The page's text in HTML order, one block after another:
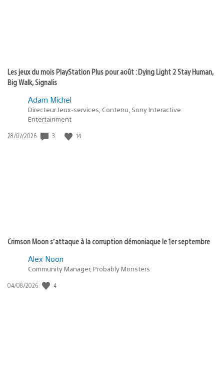
Les jeux du mois PlayStation Plus pour août : Dying Light 2 Stay Human,
Big Walk, Signalis
Adam Michel
Directeur Jeux-services, Contenu, Sony Interactive
Entertainment
Date
28/07/2026 3 14
Crimson Moon s’attaque à la corruption démoniaque le 1er septembre
Alex Noon
Community Manager, Probably Monsters
Date
04/08/2026 4